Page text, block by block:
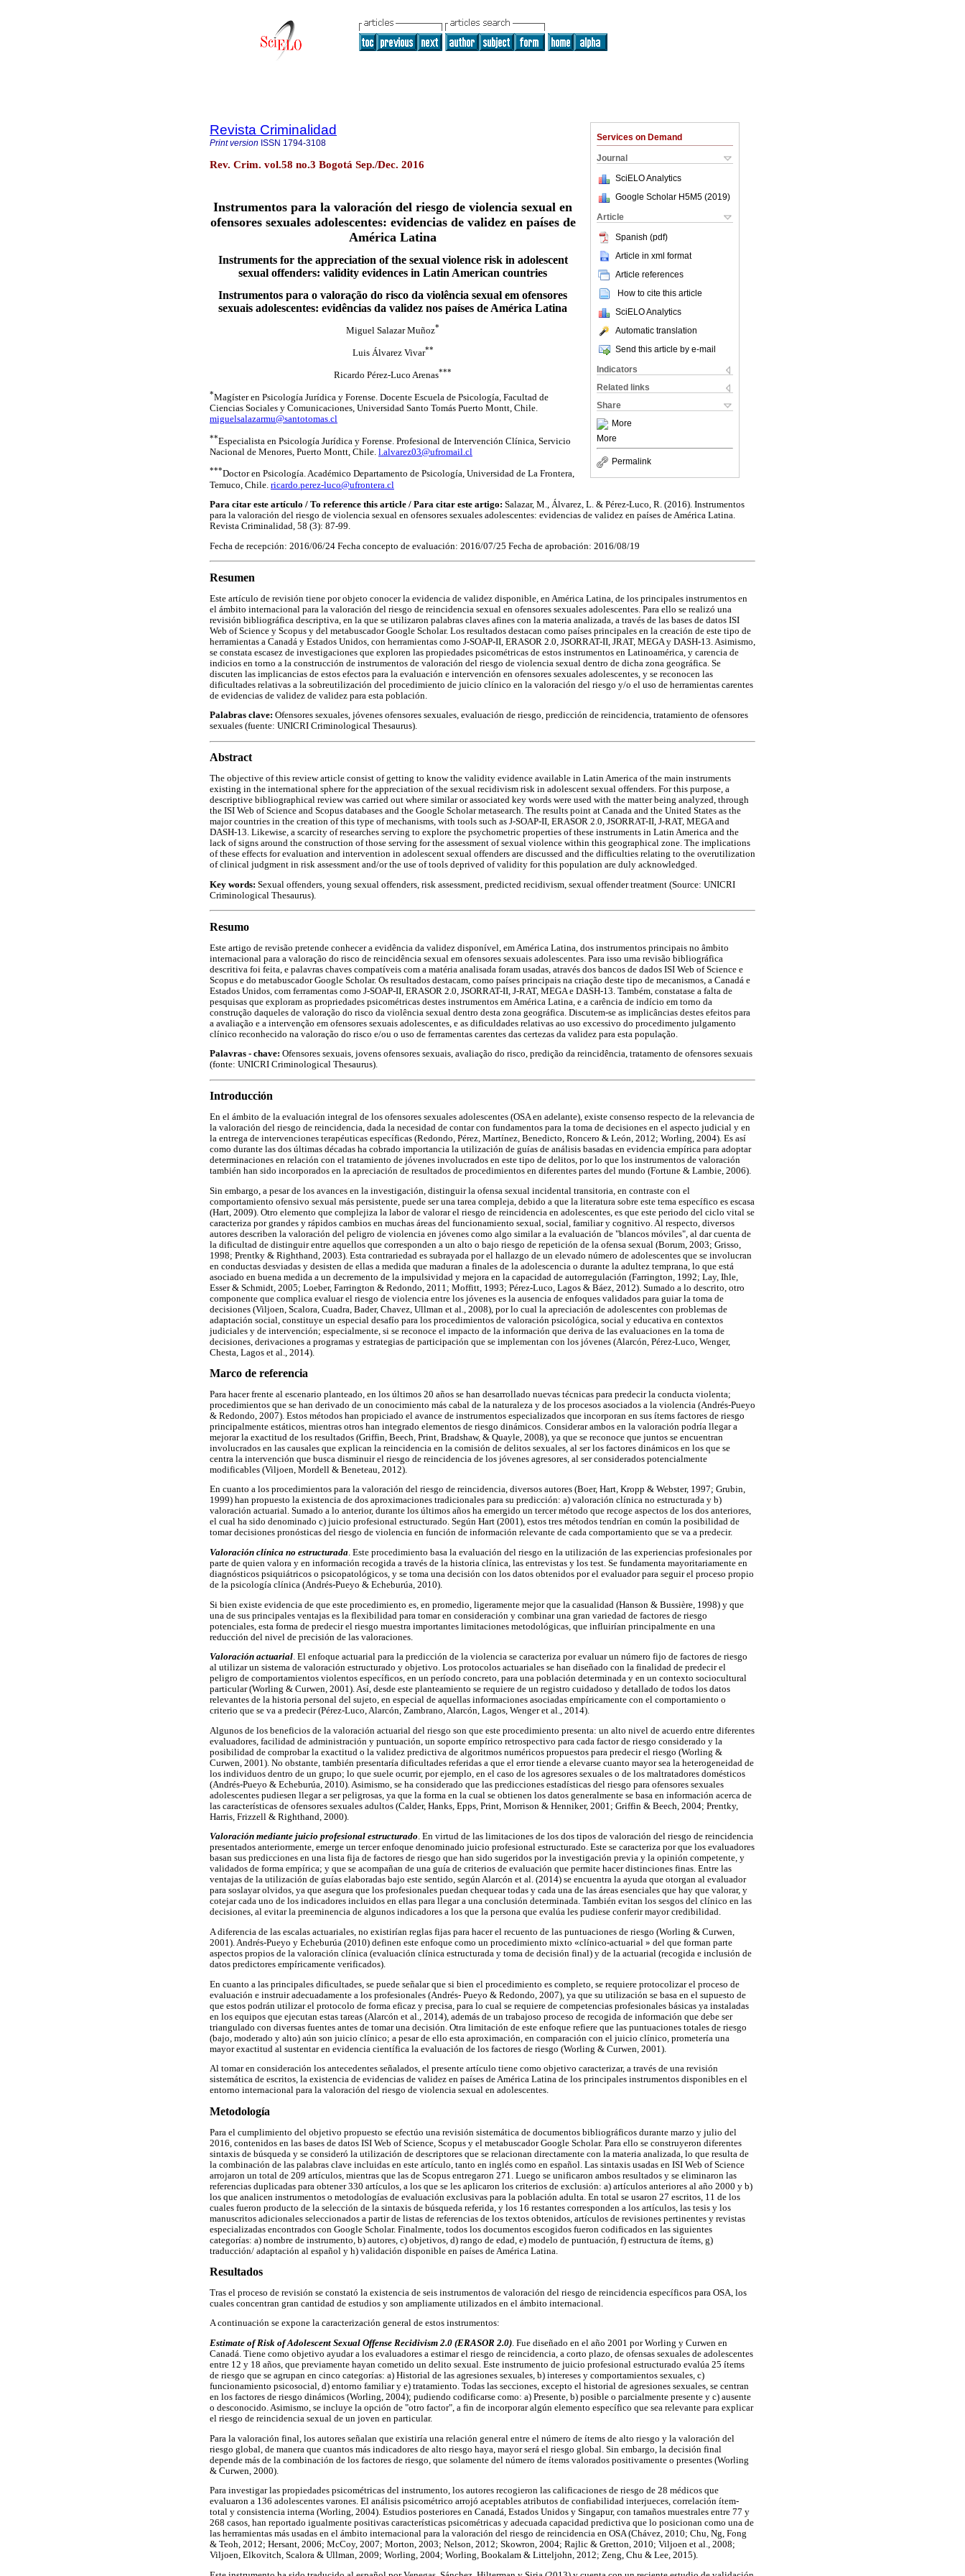
Services on Demand
Journal
SciELO Analytics
Google Scholar H5M5 (2019)
Article
Spanish (pdf)
Article in xml format
Article references
How to cite this article
SciELO Analytics
Automatic translation
Send this article by e-mail
Indicators
Related links
Share
More
More
Permalink
Revista Criminalidad
Print version ISSN 1794-3108
Rev. Crim. vol.58 no.3 Bogotá Sep./Dec. 2016
Instrumentos para la valoración del riesgo de violencia sexual en
ofensores sexuales adolescentes: evidencias de validez en países de
América Latina
Instruments for the appreciation of the sexual violence risk in adolescent
sexual offenders: validity evidences in Latin American countries
Instrumentos para o valoração do risco da violência sexual em ofensores
sexuais adolescentes: evidências da validez nos países de América Latina
Miguel Salazar Muñoz*
Luis Álvarez Vivar**
Ricardo Pérez-Luco Arenas***
*Magíster en Psicología Jurídica y Forense. Docente Escuela de Psicología, Facultad de
Ciencias Sociales y Comunicaciones, Universidad Santo Tomás Puerto Montt, Chile.
miguelsalazarmu@santotomas.cl
**Especialista en Psicología Jurídica y Forense. Profesional de Intervención Clínica, Servicio
Nacional de Menores, Puerto Montt, Chile. l.alvarez03@ufromail.cl
***Doctor en Psicología. Académico Departamento de Psicología, Universidad de La Frontera,
Temuco, Chile. ricardo.perez-luco@ufrontera.cl
Para citar este artículo / To reference this article / Para citar este artigo: Salazar, M., Álvarez, L. & Pérez-Luco, R. (2016). Instrumentos
para la valoración del riesgo de violencia sexual en ofensores sexuales adolescentes: evidencias de validez en países de América Latina.
Revista Criminalidad, 58 (3): 87-99.
Fecha de recepción: 2016/06/24 Fecha concepto de evaluación: 2016/07/25 Fecha de aprobación: 2016/08/19
Resumen
Este artículo de revisión tiene por objeto conocer la evidencia de validez disponible, en América Latina, de los principales instrumentos en
el ámbito internacional para la valoración del riesgo de reincidencia sexual en ofensores sexuales adolescentes. Para ello se realizó una
revisión bibliográfica descriptiva, en la que se utilizaron palabras claves afines con la materia analizada, a través de las bases de datos ISI
Web of Science y Scopus y del metabuscador Google Scholar. Los resultados destacan como países principales en la creación de este tipo de
herramientas a Canadá y Estados Unidos, con herramientas como J-SOAP-II, ERASOR 2.0, JSORRAT-II, JRAT, MEGA y DASH-13. Asimismo,
se constata escasez de investigaciones que exploren las propiedades psicométricas de estos instrumentos en Latinoamérica, y carencia de
indicios en torno a la construcción de instrumentos de valoración del riesgo de violencia sexual dentro de dicha zona geográfica. Se
discuten las implicancias de estos efectos para la evaluación e intervención en ofensores sexuales adolescentes, y se reconocen las
dificultades relativas a la sobreutilización del procedimiento de juicio clínico en la valoración del riesgo y/o el uso de herramientas carentes
de evidencias de validez de validez para esta población.
Palabras clave: Ofensores sexuales, jóvenes ofensores sexuales, evaluación de riesgo, predicción de reincidencia, tratamiento de ofensores
sexuales (fuente: UNICRI Criminological Thesaurus).
Abstract
The objective of this review article consist of getting to know the validity evidence available in Latin America of the main instruments
existing in the international sphere for the appreciation of the sexual recidivism risk in adolescent sexual offenders. For this purpose, a
descriptive bibliographical review was carried out where similar or associated key words were used with the matter being analyzed, through
the ISI Web of Science and Scopus databases and the Google Scholar metasearch. The results point at Canada and the United States as the
major countries in the creation of this type of mechanisms, with tools such as J-SOAP-II, ERASOR 2.0, JSORRAT-II, J-RAT, MEGA and
DASH-13. Likewise, a scarcity of researches serving to explore the psychometric properties of these instruments in Latin America and the
lack of signs around the construction of those serving for the assessment of sexual violence within this geographical zone. The implications
of these effects for evaluation and intervention in adolescent sexual offenders are discussed and the difficulties relating to the overutilization
of clinical judgment in risk assessment and/or the use of tools deprived of validity for this population are duly acknowledged.
Key words: Sexual offenders, young sexual offenders, risk assessment, predicted recidivism, sexual offender treatment (Source: UNICRI
Criminological Thesaurus).
Resumo
Este artigo de revisão pretende conhecer a evidência da validez disponível, em América Latina, dos instrumentos principais no âmbito
internacional para a valoração do risco de reincidência sexual em ofensores sexuais adolescentes. Para isso uma revisão bibliográfica
descritiva foi feita, e palavras chaves compatíveis com a matéria analisada foram usadas, através dos bancos de dados ISI Web of Science e
Scopus e do metabuscador Google Scholar. Os resultados destacam, como países principais na criação deste tipo de mecanismos, a Canadá e
Estados Unidos, com ferramentas como J-SOAP-II, ERASOR 2.0, JSORRAT-II, J-RAT, MEGA e DASH-13. Também, constatase a falta de
pesquisas que exploram as propriedades psicométricas destes instrumentos em América Latina, e a carência de indício em torno da
construção daqueles de valoração do risco da violência sexual dentro desta zona geográfica. Discutem-se as implicâncias destes efeitos para
a avaliação e a intervenção em ofensores sexuais adolescentes, e as dificuldades relativas ao uso excessivo do procedimento julgamento
clínico reconhecido na valoração do risco e/ou o uso de ferramentas carentes das certezas da validez para esta população.
Palavras - chave: Ofensores sexuais, jovens ofensores sexuais, avaliação do risco, predição da reincidência, tratamento de ofensores sexuais
(fonte: UNICRI Criminological Thesaurus).
Introducción
En el ámbito de la evaluación integral de los ofensores sexuales adolescentes (OSA en adelante), existe consenso respecto de la relevancia de
la valoración del riesgo de reincidencia, dada la necesidad de contar con fundamentos para la toma de decisiones en el aspecto judicial y en
la entrega de intervenciones terapéuticas específicas (Redondo, Pérez, Martínez, Benedicto, Roncero & León, 2012; Worling, 2004). Es así
como durante las dos últimas décadas ha cobrado importancia la utilización de guías de análisis basadas en evidencia empírica para adoptar
determinaciones en relación con el tratamiento de jóvenes involucrados en este tipo de delitos, por lo que los instrumentos de valoración
también han sido incorporados en la apreciación de resultados de procedimientos en diferentes partes del mundo (Fortune & Lambie, 2006).
Sin embargo, a pesar de los avances en la investigación, distinguir la ofensa sexual incidental transitoria, en contraste con el
comportamiento ofensivo sexual más persistente, puede ser una tarea compleja, debido a que la literatura sobre este tema específico es escasa
(Hart, 2009). Otro elemento que complejiza la labor de valorar el riesgo de reincidencia en adolescentes, es que este periodo del ciclo vital se
caracteriza por grandes y rápidos cambios en muchas áreas del funcionamiento sexual, social, familiar y cognitivo. Al respecto, diversos
autores describen la valoración del peligro de violencia en jóvenes como algo similar a la evaluación de "blancos móviles", al dar cuenta de
la dificultad de distinguir entre aquellos que corresponden a un alto o bajo riesgo de repetición de la ofensa sexual (Borum, 2003; Grisso,
1998; Prentky & Righthand, 2003). Esta contrariedad es subrayada por el hallazgo de un elevado número de adolescentes que se involucran
en conductas desviadas y desisten de ellas a medida que maduran a finales de la adolescencia o durante la adultez temprana, lo que está
asociado en buena medida a un decremento de la impulsividad y mejora en la capacidad de autorregulación (Farrington, 1992; Lay, Ihle,
Esser & Schmidt, 2005; Loeber, Farrington & Redondo, 2011; Moffitt, 1993; Pérez-Luco, Lagos & Báez, 2012). Sumado a lo descrito, otro
componente que complica evaluar el riesgo de violencia entre los jóvenes es la ausencia de enfoques validados para guiar la toma de
decisiones (Viljoen, Scalora, Cuadra, Bader, Chavez, Ullman et al., 2008), por lo cual la apreciación de adolescentes con problemas de
adaptación social, constituye un especial desafío para los procedimientos de valoración psicológica, social y educativa en contextos
judiciales y de intervención; especialmente, si se reconoce el impacto de la información que deriva de las evaluaciones en la toma de
decisiones, derivaciones a programas y estrategias de participación que se implementan con los jóvenes (Alarcón, Pérez-Luco, Wenger,
Chesta, Lagos et al., 2014).
Marco de referencia
Para hacer frente al escenario planteado, en los últimos 20 años se han desarrollado nuevas técnicas para predecir la conducta violenta;
procedimientos que se han derivado de un conocimiento más cabal de la naturaleza y de los procesos asociados a la violencia (Andrés-Pueyo
& Redondo, 2007). Estos métodos han propiciado el avance de instrumentos especializados que incorporan en sus ítems factores de riesgo
principalmente estáticos, mientras otros han integrado elementos de riesgo dinámicos. Considerar ambos en la valoración podría llegar a
mejorar la exactitud de los resultados (Griffin, Beech, Print, Bradshaw, & Quayle, 2008), ya que se reconoce que juntos se encuentran
involucrados en las causales que explican la reincidencia en la comisión de delitos sexuales, al ser los factores dinámicos en los que se
centra la intervención que busca disminuir el riesgo de reincidencia de los jóvenes agresores, al ser considerados potencialmente
modificables (Viljoen, Mordell & Beneteau, 2012).
En cuanto a los procedimientos para la valoración del riesgo de reincidencia, diversos autores (Boer, Hart, Kropp & Webster, 1997; Grubin,
1999) han propuesto la existencia de dos aproximaciones tradicionales para su predicción: a) valoración clínica no estructurada y b)
valoración actuarial. Sumado a lo anterior, durante los últimos años ha emergido un tercer método que recoge aspectos de los dos anteriores,
el cual ha sido denominado c) juicio profesional estructurado. Según Hart (2001), estos tres métodos tendrían en común la posibilidad de
tomar decisiones pronósticas del riesgo de violencia en función de información relevante de cada comportamiento que se va a predecir.
Valoración clínica no estructurada. Este procedimiento basa la evaluación del riesgo en la utilización de las experiencias profesionales por
parte de quien valora y en información recogida a través de la historia clínica, las entrevistas y los test. Se fundamenta mayoritariamente en
diagnósticos psiquiátricos o psicopatológicos, y se toma una decisión con los datos obtenidos por el evaluador para seguir el proceso propio
de la psicología clínica (Andrés-Pueyo & Echeburúa, 2010).
Si bien existe evidencia de que este procedimiento es, en promedio, ligeramente mejor que la casualidad (Hanson & Bussière, 1998) y que
una de sus principales ventajas es la flexibilidad para tomar en consideración y combinar una gran variedad de factores de riesgo
potenciales, esta forma de predecir el riesgo muestra importantes limitaciones metodológicas, que influirían principalmente en una
reducción del nivel de precisión de las valoraciones.
Valoración actuarial. El enfoque actuarial para la predicción de la violencia se caracteriza por evaluar un número fijo de factores de riesgo
al utilizar un sistema de valoración estructurado y objetivo. Los protocolos actuariales se han diseñado con la finalidad de predecir el
peligro de comportamientos violentos específicos, en un período concreto, para una población determinada y en un contexto sociocultural
particular (Worling & Curwen, 2001). Así, desde este planteamiento se requiere de un registro cuidadoso y detallado de todos los datos
relevantes de la historia personal del sujeto, en especial de aquellas informaciones asociadas empíricamente con el comportamiento o
criterio que se va a predecir (Pérez-Luco, Alarcón, Zambrano, Alarcón, Lagos, Wenger et al., 2014).
Algunos de los beneficios de la valoración actuarial del riesgo son que este procedimiento presenta: un alto nivel de acuerdo entre diferentes
evaluadores, facilidad de administración y puntuación, un soporte empírico retrospectivo para cada factor de riesgo considerado y la
posibilidad de comprobar la exactitud o la validez predictiva de algoritmos numéricos propuestos para predecir el riesgo (Worling &
Curwen, 2001). No obstante, también presentaría dificultades referidas a que el error tiende a elevarse cuanto mayor sea la heterogeneidad de
los individuos dentro de un grupo; lo que suele ocurrir, por ejemplo, en el caso de los agresores sexuales o de los maltratadores domésticos
(Andrés-Pueyo & Echeburúa, 2010). Asimismo, se ha considerado que las predicciones estadísticas del riesgo para ofensores sexuales
adolescentes pudiesen llegar a ser peligrosas, ya que la forma en la cual se obtienen los datos generalmente se basa en información acerca de
las características de ofensores sexuales adultos (Calder, Hanks, Epps, Print, Morrison & Henniker, 2001; Griffin & Beech, 2004; Prentky,
Harris, Frizzell & Righthand, 2000).
Valoración mediante juicio profesional estructurado. En virtud de las limitaciones de los dos tipos de valoración del riesgo de reincidencia
presentados anteriormente, emerge un tercer enfoque denominado juicio profesional estructurado. Este se caracteriza por que los evaluadores
basan sus predicciones en una lista fija de factores de riesgo que han sido sugeridos por la investigación previa y la opinión competente, y
validados de forma empírica; y que se acompañan de una guía de criterios de evaluación que permite hacer distinciones finas. Entre las
ventajas de la utilización de guías elaboradas bajo este sentido, según Alarcón et al. (2014) se encuentra la ayuda que otorgan al evaluador
para soslayar olvidos, ya que asegura que los profesionales puedan chequear todas y cada una de las áreas esenciales que hay que valorar, y
cotejar cada uno de los indicadores incluidos en ellas para llegar a una conclusión determinada. También evitan los sesgos del clínico en las
decisiones, al evitar la preeminencia de algunos indicadores a los que la persona que evalúa les pudiese conferir mayor credibilidad.
A diferencia de las escalas actuariales, no existirían reglas fijas para hacer el recuento de las puntuaciones de riesgo (Worling & Curwen,
2001). Andrés-Pueyo y Echeburúa (2010) definen este enfoque como un procedimiento mixto «clínico-actuarial » del que forman parte
aspectos propios de la valoración clínica (evaluación clínica estructurada y toma de decisión final) y de la actuarial (recogida e inclusión de
datos predictores empíricamente verificados).
En cuanto a las principales dificultades, se puede señalar que si bien el procedimiento es completo, se requiere protocolizar el proceso de
evaluación e instruir adecuadamente a los profesionales (Andrés- Pueyo & Redondo, 2007), ya que su utilización se basa en el supuesto de
que estos podrán utilizar el protocolo de forma eficaz y precisa, para lo cual se requiere de competencias profesionales básicas ya instaladas
en los equipos que ejecutan estas tareas (Alarcón et al., 2014), además de un trabajoso proceso de recogida de información que debe ser
triangulado con diversas fuentes antes de tomar una decisión. Otra limitación de este enfoque refiere que las puntuaciones totales de riesgo
(bajo, moderado y alto) aún son juicio clínico; a pesar de ello esta aproximación, en comparación con el juicio clínico, prometería una
mayor exactitud al sustentar en evidencia científica la evaluación de los factores de riesgo (Worling & Curwen, 2001).
Al tomar en consideración los antecedentes señalados, el presente artículo tiene como objetivo caracterizar, a través de una revisión
sistemática de escritos, la existencia de evidencias de validez en países de América Latina de los principales instrumentos disponibles en el
entorno internacional para la valoración del riesgo de violencia sexual en adolescentes.
Metodología
Para el cumplimiento del objetivo propuesto se efectúo una revisión sistemática de documentos bibliográficos durante marzo y julio del
2016, contenidos en las bases de datos ISI Web of Science, Scopus y el metabuscador Google Scholar. Para ello se construyeron diferentes
sintaxis de búsqueda y se consideró la utilización de descriptores que se relacionan directamente con la materia analizada, lo que resulta de
la combinación de las palabras clave incluidas en este artículo, tanto en inglés como en español. Las sintaxis usadas en ISI Web of Science
arrojaron un total de 209 artículos, mientras que las de Scopus entregaron 271. Luego se unificaron ambos resultados y se eliminaron las
referencias duplicadas para obtener 330 artículos, a los que se les aplicaron los criterios de exclusión: a) artículos anteriores al año 2000 y b)
los que analicen instrumentos o metodologías de evaluación exclusivas para la población adulta. En total se usaron 27 escritos, 11 de los
cuales fueron producto de la selección de la sintaxis de búsqueda referida, y los 16 restantes corresponden a los artículos, las tesis y los
manuscritos adicionales seleccionados a partir de listas de referencias de los textos obtenidos, artículos de revisiones pertinentes y revistas
especializadas encontrados con Google Scholar. Finalmente, todos los documentos escogidos fueron codificados en las siguientes
categorías: a) nombre de instrumento, b) autores, c) objetivos, d) rango de edad, e) modelo de puntuación, f) estructura de ítems, g)
traducción/ adaptación al español y h) validación disponible en países de América Latina.
Resultados
Tras el proceso de revisión se constató la existencia de seis instrumentos de valoración del riesgo de reincidencia específicos para OSA, los
cuales concentran gran cantidad de estudios y son ampliamente utilizados en el ámbito internacional.
A continuación se expone la caracterización general de estos instrumentos:
Estimate of Risk of Adolescent Sexual Offense Recidivism 2.0 (ERASOR 2.0). Fue diseñado en el año 2001 por Worling y Curwen en
Canadá. Tiene como objetivo ayudar a los evaluadores a estimar el riesgo de reincidencia, a corto plazo, de ofensas sexuales de adolescentes
entre 12 y 18 años, que previamente hayan cometido un delito sexual. Este instrumento de juicio profesional estructurado evalúa 25 ítems
de riesgo que se agrupan en cinco categorías: a) Historial de las agresiones sexuales, b) intereses y comportamientos sexuales, c)
funcionamiento psicosocial, d) entorno familiar y e) tratamiento. Todas las secciones, excepto el historial de agresiones sexuales, se centran
en los factores de riesgo dinámicos (Worling, 2004); pudiendo codificarse como: a) Presente, b) posible o parcialmente presente y c) ausente
o desconocido. Asimismo, se incluye la opción de "otro factor", a fin de incorporar algún elemento específico que sea relevante para explicar
el riesgo de reincidencia sexual de un joven en particular.
Para la valoración final, los autores señalan que existiría una relación general entre el número de ítems de alto riesgo y la valoración del
riesgo global, de manera que cuantos más indicadores de alto riesgo haya, mayor será el riesgo global. Sin embargo, la decisión final
depende más de la combinación de los factores de riesgo, que solamente del número de ítems valorados positivamente o presentes (Worling
& Curwen, 2000).
Para investigar las propiedades psicométricas del instrumento, los autores recogieron las calificaciones de riesgo de 28 médicos que
evaluaron a 136 adolescentes varones. El análisis psicométrico arrojó aceptables atributos de confiabilidad interjueces, correlación ítem-
total y consistencia interna (Worling, 2004). Estudios posteriores en Canadá, Estados Unidos y Singapur, con tamaños muestrales entre 77 y
268 casos, han reportado igualmente positivas características psicométricas y adecuada capacidad predictiva que lo posicionan como una de
las herramientas más usadas en el ámbito internacional para la valoración del riesgo de reincidencia en OSA (Chávez, 2010; Chu, Ng, Fong
& Teoh, 2012; Hersant, 2006; McCoy, 2007; Morton, 2003; Nelson, 2012; Skowron, 2004; Rajlic & Gretton, 2010; Viljoen et al., 2008;
Viljoen, Elkovitch, Scalora & Ullman, 2009; Worling, 2004; Worling, Bookalam & Litteljohn, 2012; Zeng, Chu & Lee, 2015).